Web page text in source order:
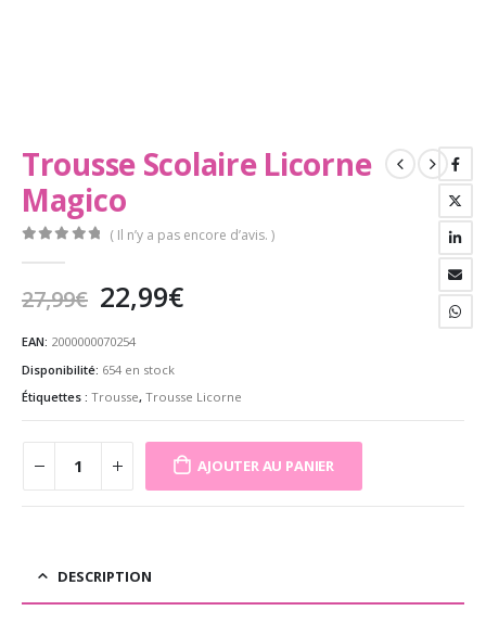
Trousse Scolaire Licorne
Magico
( Il n’y a pas encore d’avis. )
27,99€ Le
prix
initial
était :
27,99€.
22,99€Le
22,99€.
EAN: 2000000070254
Disponibilité: 654 en stock
Étiquettes : Trousse, Trousse Licorne
AJOUTER AU PANIER
DESCRIPTION